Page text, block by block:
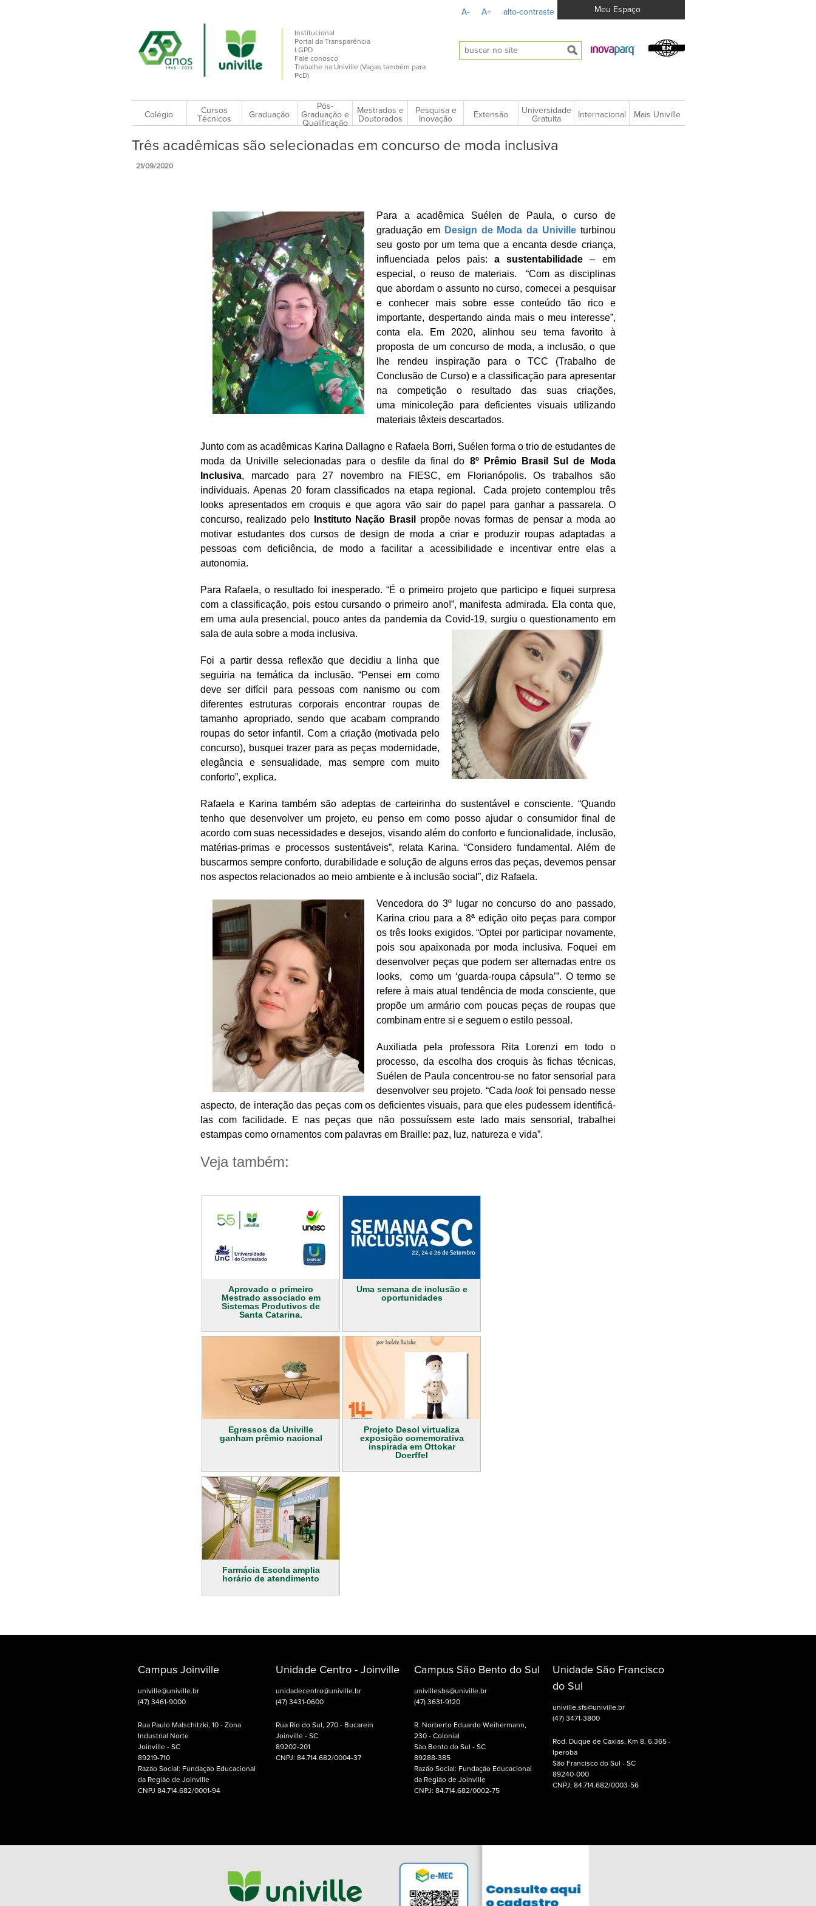
A- A+ alto-contraste Meu Espaço
Institucional
Portal da Transparência
LGPD
Fale conosco
Trabalhe na Univille (Vagas também para
PcD)
Colégio
Cursos
Técnicos
Graduação
Pós-
Graduação e
Qualificação
Mestrados e
Doutorados
Pesquisa e
Inovação
Extensão
Universidade
Gratuita
Internacional Mais Univille
Três acadêmicas são selecionadas em concurso de moda inclusiva
21/09/2020
Para a acadêmica Suélen de Paula, o curso de
graduação em Design de Moda da Univille turbinou
seu gosto por um tema que a encanta desde criança,
influenciada pelos pais: a sustentabilidade – em
especial, o reuso de materiais.
“Com as disciplinas
que abordam o assunto no curso,comecei a pesquisar
e conhecer mais sobre esse conteúdo tão rico e
importante, despertando ainda mais o meu interesse”,
conta ela. Em 2020, alinhou seu tema favorito à
proposta de um concurso de moda, a inclusão, o que
lhe rendeu inspiração para o TCC (Trabalho de
Conclusão de Curso) e a classificação para apresentar
na competição o resultado das suas criações,
uma minicoleção para deficientes visuais utilizando
materiais têxteis descartados.
Junto com as acadêmicas Karina Dallagno e Rafaela Borri, Suélen forma o trio de estudantes de
moda da Univille selecionadas para o desfile da final do 8º Prêmio Brasil Sul de Moda
Inclusiva, marcado para 27 novembro na FIESC, em Florianópolis. Os trabalhos são
individuais. Apenas 20 foram classificados na etapa regional.
Cada projeto contemplou três
looks apresentados em croquis e que agora vão sair do papel para ganhar a passarela. O
concurso, realizado pelo
Instituto Nação Brasil
propõe novas formas de pensar a moda ao
motivar estudantes dos cursos de design de moda a criar e produzir roupas adaptadas a
pessoas com deficiência, de modo a facilitar a acessibilidade e incentivar entre elas a
autonomia.
Para Rafaela, o resultado foi inesperado. “É o primeiro projeto que participo e fiquei surpresa
com a classificação, pois estou cursando o primeiro ano!”, manifesta admirada. Ela conta que,
em uma aula presencial, pouco antes da pandemia da Covid-19, surgiu o questionamento em
sala de aula sobre a moda inclusiva.
Foi a partir dessa reflexão que decidiu a linha que
seguiria na temática da inclusão. “Pensei em como
deve ser difícil para pessoas com nanismo ou com
diferentes estruturas corporais encontrar roupas de
tamanho apropriado, sendo que acabam comprando
roupas do setor infantil. Com a criação (motivada pelo
concurso), busquei trazer para as peças modernidade,
elegância e sensualidade, mas sempre com muito
conforto”, explica.
Rafaela e Karina também são adeptas de carteirinha do sustentável e consciente. “Quando
tenho que desenvolver um projeto, eu penso em como posso ajudar o consumidor final de
acordo com suas necessidades e desejos, visando além do conforto e funcionalidade, inclusão,
matérias-primas e processos sustentáveis”, relata Karina. “Considero fundamental. Além de
buscarmos sempre conforto, durabilidade e solução de alguns erros das peças, devemos pensar
nos aspectos relacionados ao meio ambiente e à inclusão social”, diz Rafaela.
Vencedora do 3º lugar no concurso do ano passado,
Karina criou para a 8ª edição oito peças para compor
os três looks exigidos. “Optei por participar novamente,
pois sou apaixonada por moda inclusiva. Foquei em
desenvolver peças que podem ser alternadas entre os
looks, como um ‘guarda-roupa cápsula’”. O termo se
refere à mais atual tendência de moda consciente, que
propõe um armário com poucas peças de roupas que
combinam entre si e seguem o estilo pessoal.
Auxiliada pela professora Rita Lorenzi em todo o
processo, da escolha dos croquis às fichas técnicas,
Suélen de Paula concentrou-se no fator sensorial para
desenvolver seu projeto. “Cadalookfoi pensado nesse
aspecto, de interação das peças com os deficientes visuais, para que eles pudessem identificá-
las com facilidade. E nas peças que não possuíssem este lado mais sensorial, trabalhei
estampas como ornamentos com palavras em Braille: paz, luz, natureza e vida”.
Veja também:
Aprovado o primeiro
Mestrado associado em
Sistemas Produtivos de
Santa Catarina.
Uma semana de inclusão e
oportunidades
Egressos da Univille
ganham prêmio nacional
Projeto Desol virtualiza
exposição comemorativa
inspirada em Ottokar
Doerffel
Farmácia Escola amplia
horário de atendimento
Campus Joinville
univille@univille.br
(47) 3461-9000
Rua Paulo Malschitzki, 10 - Zona
Industrial Norte
Joinville - SC
89219-710
Razão Social: Fundação Educacional
da Região de Joinville
CNPJ 84.714.682/0001-94
Unidade Centro - Joinville
unidadecentro@univille.br
(47) 3431-0600
Rua Rio do Sul, 270 - Bucarein
Joinville - SC
89202-201
CNPJ: 84.714.682/0004-37
Campus São Bento do Sul
univillesbs@univille.br
(47) 3631-9120
R. Norberto Eduardo Weihermann,
230 - Colonial
São Bento do Sul - SC
89288-385
Razão Social: Fundação Educacional
da Região de Joinville
CNPJ: 84.714.682/0002-75
Unidade São Francisco
do Sul
univille.sfs@univille.br
(47) 3471-3800
Rod. Duque de Caxias, Km 8, 6.365 -
Iperoba
São Francisco do Sul - SC
89240-000
CNPJ: 84.714.682/0003-56